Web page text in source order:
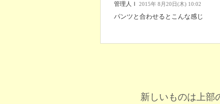
管理人Ｉ 2015年 8月20日(木) 10:02
パンツと合わせるとこんな感じ
新しいものは上部